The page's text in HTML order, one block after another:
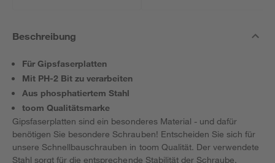
Beschreibung
Für Gipsfaserplatten
Mit PH-2 Bit zu verarbeiten
Aus phosphatiertem Stahl
toom Qualitätsmarke
Gipsfaserplatten sind ein besonderes Material - und dafür
benötigen Sie besondere Schrauben! Entscheiden Sie sich für
unsere Schnellbauschrauben in toom Qualität. Der verwendete
Stahl sorgt für die entsprechende Stabilität der Schraube,